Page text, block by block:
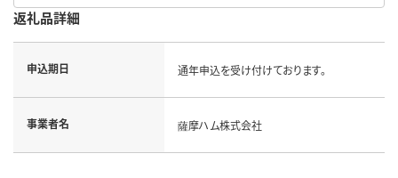
返礼品詳細
申込期日 通年申込を受け付けております。
事業者名 薩摩ハム株式会社